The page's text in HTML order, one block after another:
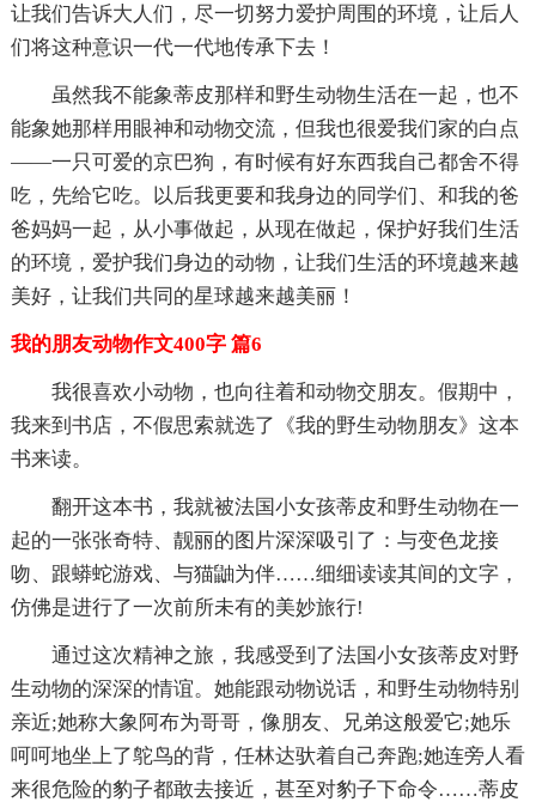
让我们告诉大人们，尽一切努力爱护周围的环境，让后人
们将这种意识一代一代地传承下去！
虽然我不能象蒂皮那样和野生动物生活在一起，也不
能象她那样用眼神和动物交流，但我也很爱我们家的白点
——一只可爱的京巴狗，有时候有好东西我自己都舍不得
吃，先给它吃。以后我更要和我身边的同学们、和我的爸
爸妈妈一起，从小事做起，从现在做起，保护好我们生活
的环境，爱护我们身边的动物，让我们生活的环境越来越
美好，让我们共同的星球越来越美丽！
我的朋友动物作文400字 篇6
我很喜欢小动物，也向往着和动物交朋友。假期中，
我来到书店，不假思索就选了《我的野生动物朋友》这本
书来读。
翻开这本书，我就被法国小女孩蒂皮和野生动物在一
起的一张张奇特、靓丽的图片深深吸引了：与变色龙接
吻、跟蟒蛇游戏、与猫鼬为伴……细细读读其间的文字，
仿佛是进行了一次前所未有的美妙旅行!
通过这次精神之旅，我感受到了法国小女孩蒂皮对野
生动物的深深的情谊。她能跟动物说话，和野生动物特别
亲近;她称大象阿布为哥哥，像朋友、兄弟这般爱它;她乐
呵呵地坐上了鸵鸟的背，任林达驮着自己奔跑;她连旁人看
来很危险的豹子都敢去接近，甚至对豹子下命令……蒂皮